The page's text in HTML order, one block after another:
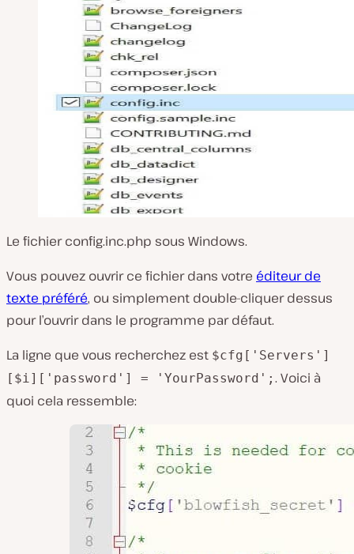
Le fichierconfig.inc.php sous Windows.
Vous pouvez ouvrir ce fichier dans votre éditeur de
texte préféré, ou simplement double-cliquer dessus
pour l’ouvrir dans le programme par défaut.
La ligne que vous recherchez est $cfg['Servers']
[$i]['password'] = 'YourPassword'; . Voici à
quoi cela ressemble: